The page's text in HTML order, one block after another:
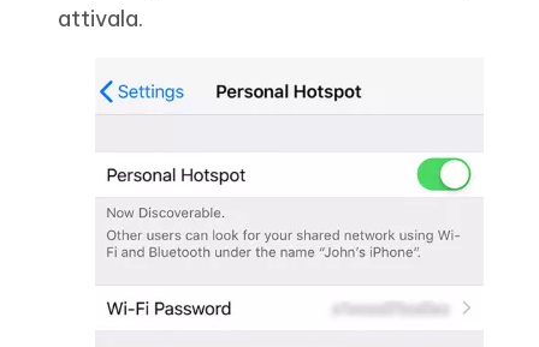
attivala.